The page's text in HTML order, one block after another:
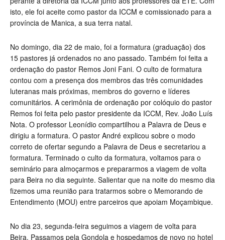
isto, ele foi aceite como pastor da ICCM e comissionado para a
província de Manica, a sua terra natal.
No domingo, dia 22 de maio, foi a formatura (graduação) dos
15 pastores já ordenados no ano passado. Também foi feita a
ordenação do pastor Remos Joni Fani. O culto de formatura
contou com a presença dos membros das três comunidades
luteranas mais próximas, membros do governo e líderes
comunitários. A cerimônia de ordenação por colóquio do pastor
Remos foi feita pelo pastor presidente da ICCM, Rev. João Luís
Nota. O professor Leonídio compartilhou a Palavra de Deus e
dirigiu a formatura. O pastor André explicou sobre o modo
correto de ofertar segundo a Palavra de Deus e secretariou a
formatura. Terminado o culto da formatura, voltamos para o
seminário para almoçarmos e prepararmos a viagem de volta
para Beira no dia seguinte. Salientar que na noite do mesmo dia
fizemos uma reunião para tratarmos sobre o Memorando de
Entendimento (MOU) entre parceiros que apoiam Moçambique.
No dia 23, segunda-feira seguimos a viagem de volta para
Beira. Passamos pela Gondola e hospedamos de novo no hotel